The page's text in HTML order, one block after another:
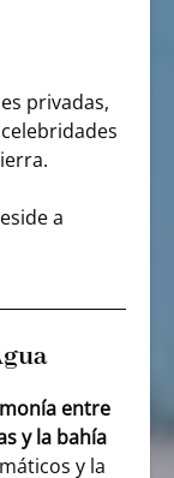
privadas,
entre
y la bahía
y la